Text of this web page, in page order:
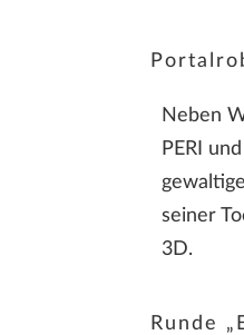
Neben
PERI
seiner
3D.
Runde